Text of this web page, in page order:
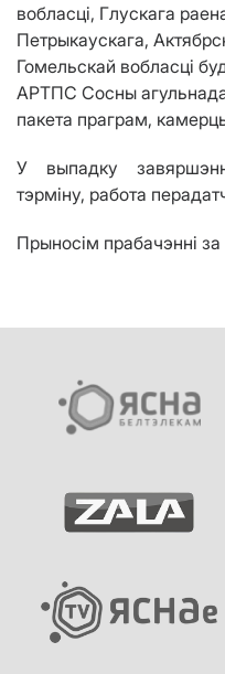
вобласці, Глускага
Петрыкаускага,
Гомельскай вобласцi
АРТПС Сосны
пакета праграм,
У выпадку
тэрміну, работа
Прыносім прабачэнні